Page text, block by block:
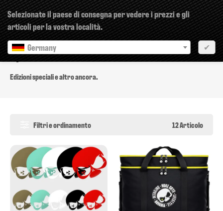
Selezionate il paese di consegna per vedere i prezzi e gli
articoli per la vostra località.
Germany
✔
Speciali
Edizioni speciali e altro ancora.
Filtri e ordinamento 12 Articolo